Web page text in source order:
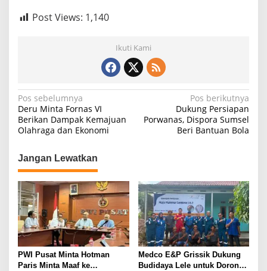
Post Views: 1,140
Ikuti Kami
N
a
v
i
g
a
s
i
p
o
Pos sebelumnya
Deru Minta Fornas VI
Berikan Dampak Kemajuan
Olahraga dan Ekonomi
Pos berikutnya
Dukung Persiapan
Porwanas, Dispora Sumsel
Beri Bantuan Bola
Jangan Lewatkan
PWI Pusat Minta Hotman
Paris Minta Maaf ke
Medco E&P Grissik Dukung
Budidaya Lele untuk Dorong